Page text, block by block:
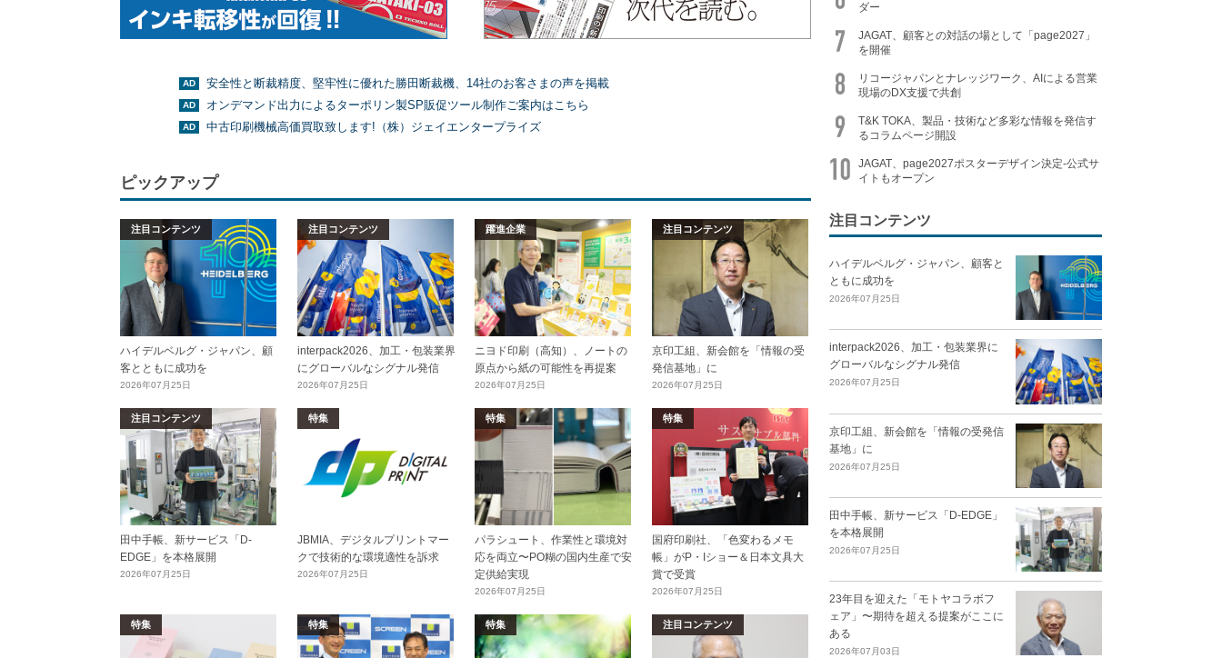
安全性と断裁精度、堅牢性に優れた勝田断裁機、14社のお客さまの声を掲載
オンデマンド出力によるターポリン製SP販促ツール制作ご案内はこちら
中古印刷機械高価買取致します!（株）ジェイエンタープライズ
ピックアップ
注目コンテンツ
ハイデルベルグ・ジャパン、顧
客とともに成功を
2026年07月25日
注目コンテンツ
interpack2026、加工・包装業界
にグローバルなシグナル発信
2026年07月25日
躍進企業
ニヨド印刷（高知）、ノートの
原点から紙の可能性を再提案
2026年07月25日
注目コンテンツ
京印工組、新会館を「情報の受
発信基地」に
2026年07月25日
注目コンテンツ
田中手帳、新サービス「D-
EDGE」を本格展開
2026年07月25日
特集
JBMIA、デジタルプリントマー
クで技術的な環境適性を訴求
2026年07月25日
特集
パラシュート、作業性と環境対
応を両立〜PO糊の国内生産で安
定供給実現
2026年07月25日
特集
国府印刷社、「色変わるメモ
帳」がP・Iショー＆日本文具大
賞で受賞
2026年07月25日
特集 特集 特集 注目コンテンツ
ダー
JAGAT、顧客との対話の場として「page2027」
を開催
リコージャパンとナレッジワーク、AIによる営業
現場のDX支援で共創
T&K TOKA、製品・技術など多彩な情報を発信す
るコラムページ開設
JAGAT、page2027ポスターデザイン決定-公式サ
イトもオープン
注目コンテンツ
ハイデルベルグ・ジャパン、顧客と
ともに成功を
2026年07月25日
interpack2026、加工・包装業界に
グローバルなシグナル発信
2026年07月25日
京印工組、新会館を「情報の受発信
基地」に
2026年07月25日
田中手帳、新サービス「D-EDGE」
を本格展開
2026年07月25日
23年目を迎えた「モトヤコラボフ
ェア」〜期待を超える提案がここに
ある
2026年07月03日